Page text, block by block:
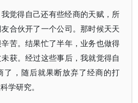
觉得自己还有些经商的天赋，所
合伙开了一个公司。那时候天天
苦。结果忙了半年，业务也做得
获。经过这些事后，我就觉得自
了，随后就果断放弃了经商的打
学研究。